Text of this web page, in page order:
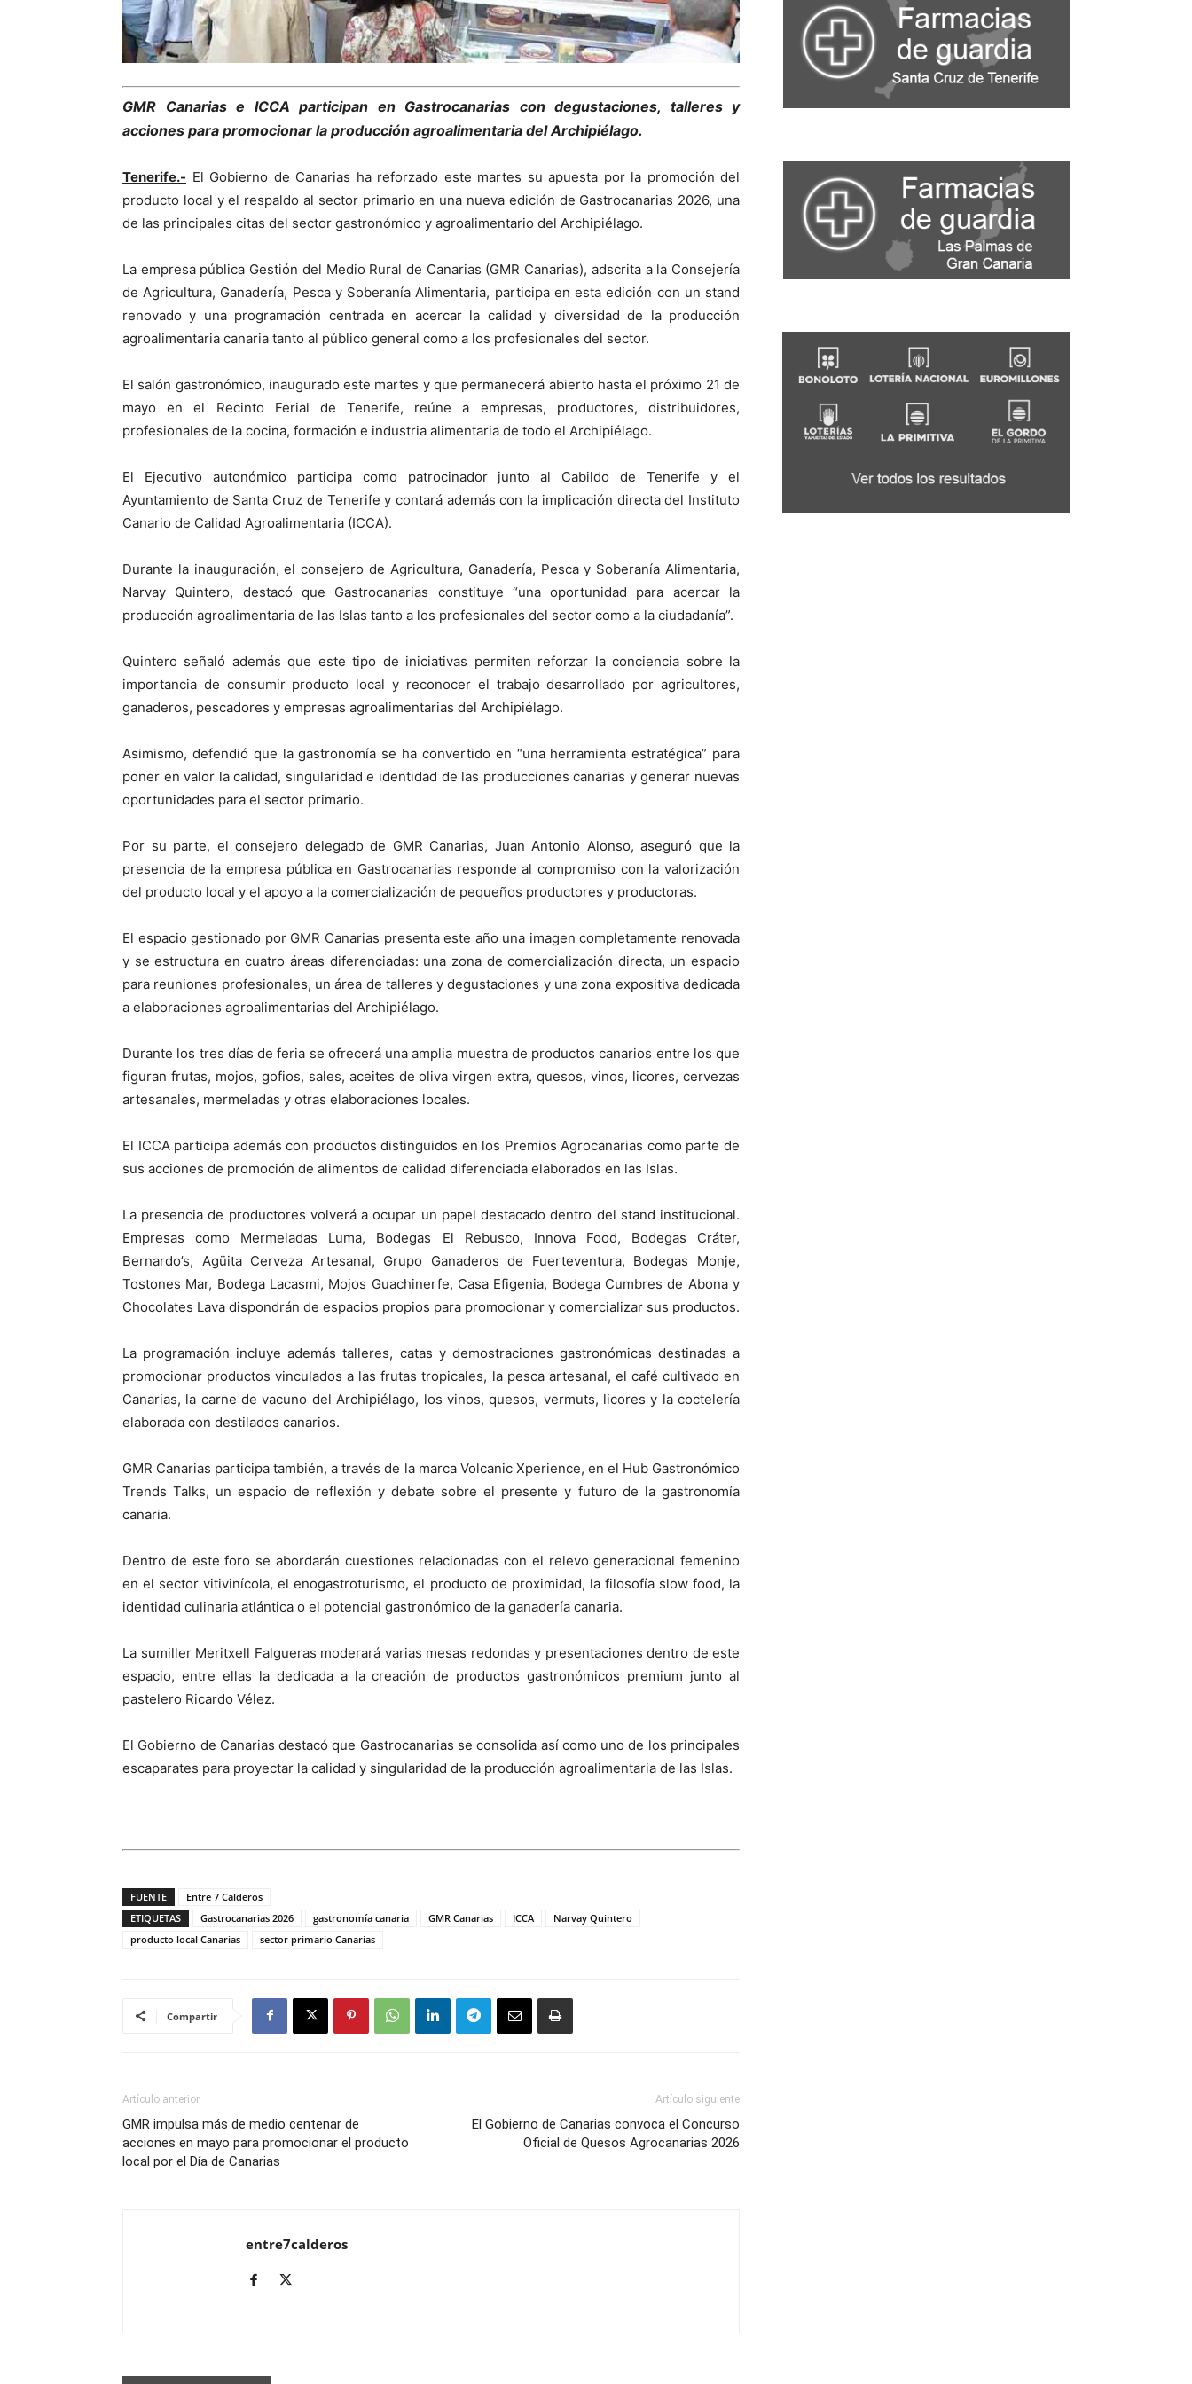
GMR Canarias e ICCA participan en Gastrocanarias con degustaciones, talleres y
acciones para promocionar la producción agroalimentaria del Archipiélago.
Tenerife.- El Gobierno de Canarias ha reforzado este martes su apuesta por la promoción del
producto local y el respaldo al sector primario en una nueva edición de Gastrocanarias 2026, una
de las principales citas del sector gastronómico y agroalimentario del Archipiélago.
La empresa pública Gestión del Medio Rural de Canarias (GMR Canarias), adscrita a la Consejería
de Agricultura, Ganadería, Pesca y Soberanía Alimentaria, participa en esta edición con un stand
renovado y una programación centrada en acercar la calidad y diversidad de la producción
agroalimentaria canaria tanto al público general como a los profesionales del sector.
El salón gastronómico, inaugurado este martes y que permanecerá abierto hasta el próximo 21 de
mayo en el Recinto Ferial de Tenerife, reúne a empresas, productores, distribuidores,
profesionales de la cocina, formación e industria alimentaria de todo el Archipiélago.
El Ejecutivo autonómico participa como patrocinador junto al Cabildo de Tenerife y el
Ayuntamiento de Santa Cruz de Tenerife y contará además con la implicación directa del Instituto
Canario de Calidad Agroalimentaria (ICCA).
Durante la inauguración, el consejero de Agricultura, Ganadería, Pesca y Soberanía Alimentaria,
Narvay Quintero, destacó que Gastrocanarias constituye “una oportunidad para acercar la
producción agroalimentaria de las Islas tanto a los profesionales del sector como a la ciudadanía”.
Quintero señaló además que este tipo de iniciativas permiten reforzar la conciencia sobre la
importancia de consumir producto local y reconocer el trabajo desarrollado por agricultores,
ganaderos, pescadores y empresas agroalimentarias del Archipiélago.
Asimismo, defendió que la gastronomía se ha convertido en “una herramienta estratégica” para
poner en valor la calidad, singularidad e identidad de las producciones canarias y generar nuevas
oportunidades para el sector primario.
Por su parte, el consejero delegado de GMR Canarias, Juan Antonio Alonso, aseguró que la
presencia de la empresa pública en Gastrocanarias responde al compromiso con la valorización
del producto local y el apoyo a la comercialización de pequeños productores y productoras.
El espacio gestionado por GMR Canarias presenta este año una imagen completamente renovada
y se estructura en cuatro áreas diferenciadas: una zona de comercialización directa, un espacio
para reuniones profesionales, un área de talleres y degustaciones y una zona expositiva dedicada
a elaboraciones agroalimentarias del Archipiélago.
Durante los tres días de feria se ofrecerá una amplia muestra de productos canarios entre los que
figuran frutas, mojos, gofios, sales, aceites de oliva virgen extra, quesos, vinos, licores, cervezas
artesanales, mermeladas y otras elaboraciones locales.
El ICCA participa además con productos distinguidos en los Premios Agrocanarias como parte de
sus acciones de promoción de alimentos de calidad diferenciada elaborados en las Islas.
La presencia de productores volverá a ocupar un papel destacado dentro del stand institucional.
Empresas como Mermeladas Luma, Bodegas El Rebusco, Innova Food, Bodegas Cráter,
Bernardo’s, Agüita Cerveza Artesanal, Grupo Ganaderos de Fuerteventura, Bodegas Monje,
Tostones Mar, Bodega Lacasmi, Mojos Guachinerfe, Casa Efigenia, Bodega Cumbres de Abona y
Chocolates Lava dispondrán de espacios propios para promocionar y comercializar sus productos.
La programación incluye además talleres, catas y demostraciones gastronómicas destinadas a
promocionar productos vinculados a las frutas tropicales, la pesca artesanal, el café cultivado en
Canarias, la carne de vacuno del Archipiélago, los vinos, quesos, vermuts, licores y la coctelería
elaborada con destilados canarios.
GMR Canarias participa también, a través de la marca Volcanic Xperience, en el Hub Gastronómico
Trends Talks, un espacio de reflexión y debate sobre el presente y futuro de la gastronomía
canaria.
Dentro de este foro se abordarán cuestiones relacionadas con el relevo generacional femenino
en el sector vitivinícola, el enogastroturismo, el producto de proximidad, la filosofía slow food, la
identidad culinaria atlántica o el potencial gastronómico de la ganadería canaria.
La sumiller Meritxell Falgueras moderará varias mesas redondas y presentaciones dentro de este
espacio, entre ellas la dedicada a la creación de productos gastronómicos premium junto al
pastelero Ricardo Vélez.
El Gobierno de Canarias destacó que Gastrocanarias se consolida así como uno de los principales
escaparates para proyectar la calidad y singularidad de la producción agroalimentaria de las Islas.
FUENTE
Entre 7 Calderos
ETIQUETAS
Gastrocanarias 2026 gastronomía canaria GMR Canarias ICCA
Narvay Quintero
producto local Canarias
sector primario Canarias
Compartir
Artículo anterior
GMR impulsa más de medio centenar de
acciones en mayo para promocionar el producto
local por el Día de Canarias
Artículo siguiente
El Gobierno de Canarias convoca el Concurso
Oficial de Quesos Agrocanarias 2026
entre7calderos